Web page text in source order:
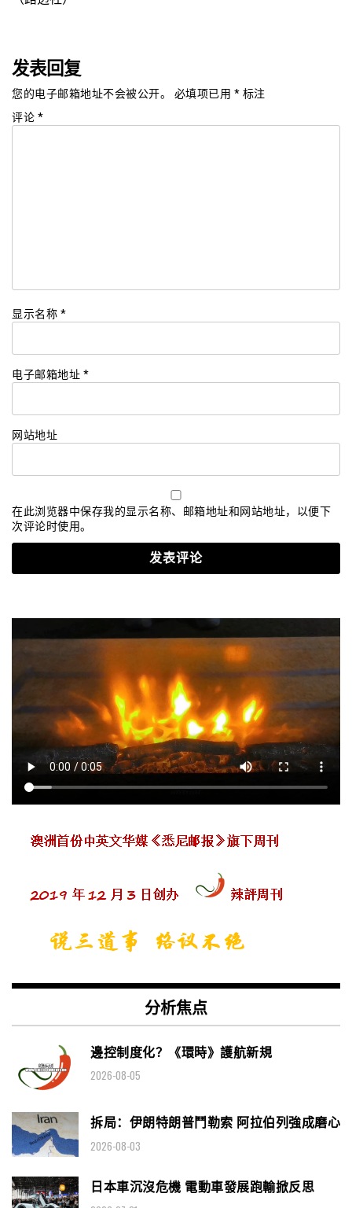
发表回复
您的电子邮箱地址不会被公开。 必填项已用 * 标注
评论 *
显示名称 *
电子邮箱地址 *
网站地址
在此浏览器中保存我的显示名称、邮箱地址和网站地址，以便下
次评论时使用。
分析焦点
邊控制度化？《環時》護航新規
2026-08-05
拆局：伊朗特朗普鬥勒索 阿拉伯列強成磨心
2026-08-03
日本車沉沒危機 電動車發展跑輸掀反思